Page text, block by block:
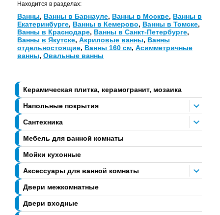
Керамическая плитка, керамогранит, мозаика
Напольные покрытия
Сантехника
Мебель для ванной комнаты
Мойки кухонные
Аксессуары для ванной комнаты
Двери межкомнатные
Двери входные
Находится в разделах:
Ванны, Ванны в Барнауле, Ванны в Москве, Ванны в
Екатеринбурге, Ванны в Кемерово, Ванны в Томске,
Ванны в Краснодаре, Ванны в Санкт-Петербурге,
Ванны в Якутске, Акриловые ванны, Ванны
отдельностоящие, Ванны 160 см, Асимметричные
ванны, Овальные ванны